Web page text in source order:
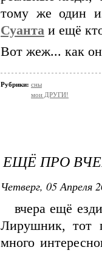
тому же один
Суанта и ещё
Вот жеж... как
Рубрики: сны
мои ДРУГИ!
ЕЩЁ ПРО
Четверг, 05 Апреля
вчера ещё
Лирушник, тот
много